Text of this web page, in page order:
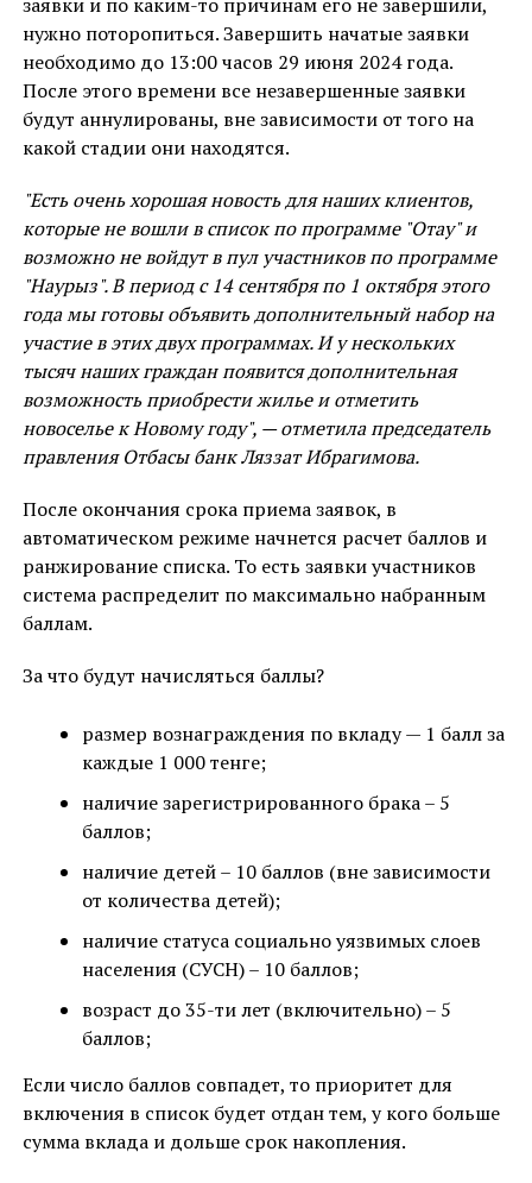
нужно поторопиться. Завершить начатые заявки
необходимо до 13:00 часов 29 июня 2024 года.
После этого времени все незавершенные заявки
будут аннулированы, вне зависимости от того на
какой стадии они находятся.
"Есть очень хорошая новость для наших клиентов,
которые не вошли в список по программе "Отау" и
возможно не войдут в пул участников по программе
"Наурыз". В период с 14 сентября по 1 октября этого
года мы готовы объявить дополнительный набор на
участие в этих двух программах. И у нескольких
тысяч наших граждан появится дополнительная
возможность приобрести жилье и отметить
новоселье к Новому году", — отметила председатель
правления Отбасы банк Ляззат Ибрагимова.
После окончания срока приема заявок, в
автоматическом режиме начнется расчет баллов и
ранжирование списка. То есть заявки участников
система распределит по максимально набранным
баллам.
За что будут начисляться баллы?
размер вознаграждения по вкладу — 1 балл за
каждые 1 000 тенге;
наличие зарегистрированного брака – 5
баллов;
наличие детей – 10 баллов (вне зависимости
от количества детей);
наличие статуса социально уязвимых слоев
населения (СУСН) – 10 баллов;
возраст до 35-ти лет (включительно) – 5
баллов;
Если число баллов совпадет, то приоритет для
включения в список будет отдан тем, у кого больше
сумма вклада и дольше срок накопления.